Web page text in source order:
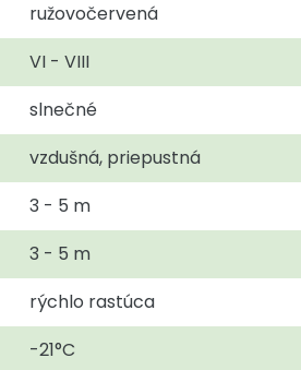
ružovočervená
VI - VIII
slnečné
vzdušná, priepustná
3 - 5 m
3 - 5 m
rýchlo rastúca
-21°C